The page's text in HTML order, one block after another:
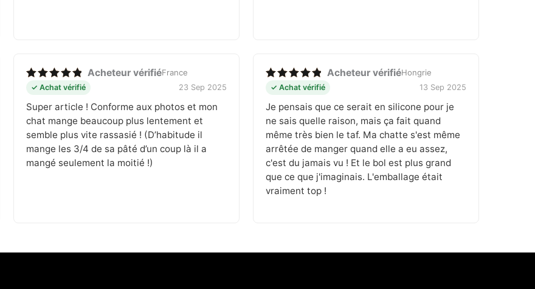
Note5
Acheteur vérifiéFrance
✓ Achat vérifié 23 Sep 2025
Super article ! Conforme aux photos et mon
chat mange beaucoup plus lentement et
semble plus vite rassasié ! (D’habitude il
mange les 3/4 de sa pâté d’un coup là il a
mangé seulement la moitié !)
Note5
Acheteur vérifiéHongrie
✓ Achat vérifié 13 Sep 2025
Je pensais que ce serait en silicone pour je
ne sais quelle raison, mais ça fait quand
même très bien le taf. Ma chatte s'est même
arrêtée de manger quand elle a eu assez,
c'est du jamais vu ! Et le bol est plus grand
que ce que j'imaginais. L'emballage était
vraiment top !